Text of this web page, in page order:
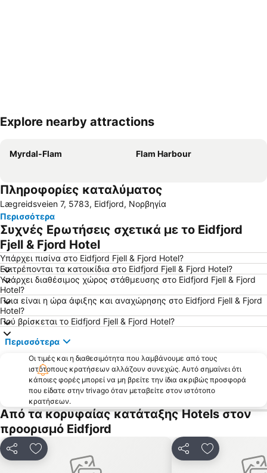
Ανάπτυξη χάρτη
Explore nearby attractions
Myrdal-Flam Flam Harbour
Πληροφορίες καταλύματος
Lægreidsveien 7, 5783, Eidfjord, Νορβηγία
Περισσότερα
Συχνές Ερωτήσεις σχετικά με το Eidfjord
Fjell & Fjord Hotel
Υπάρχει πισίνα στο Eidfjord Fjell & Fjord Hotel?
Επιτρέπονται τα κατοικίδια στο Eidfjord Fjell & Fjord Hotel?
Υπάρχει διαθέσιμος χώρος στάθμευσης στο Eidfjord Fjell & Fjord
Hotel?
Ποια είναι η ώρα άφιξης και αναχώρησης στο Eidfjord Fjell & Fjord
Hotel?
Πού βρίσκεται το Eidfjord Fjell & Fjord Hotel?
Περισσότερα
Οι τιμές και η διαθεσιμότητα που λαμβάνουμε από τους
ιστότοπους κρατήσεων αλλάζουν συνεχώς. Αυτό σημαίνει ότι
κάποιες φορές μπορεί να μη βρείτε την ίδια ακριβώς προσφορά
που είδατε στην trivago όταν μεταβείτε στον ιστότοπο
κρατήσεων.
Από τα κορυφαίας κατάταξης Hotels στον
προορισμό Eidfjord
ΚοινοποίησηΠροσθήκη στα αγαπημένα ΚοινοποίησηΠροσθήκη